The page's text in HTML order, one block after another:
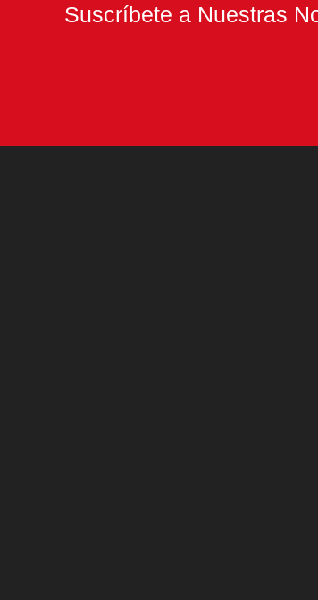
Suscríbete a Nuestras